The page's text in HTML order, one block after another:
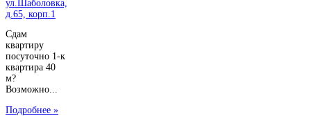
Сдам
квартиру
посуточно 1-к
квартира 40
м?
Возможно...
Подробнее »